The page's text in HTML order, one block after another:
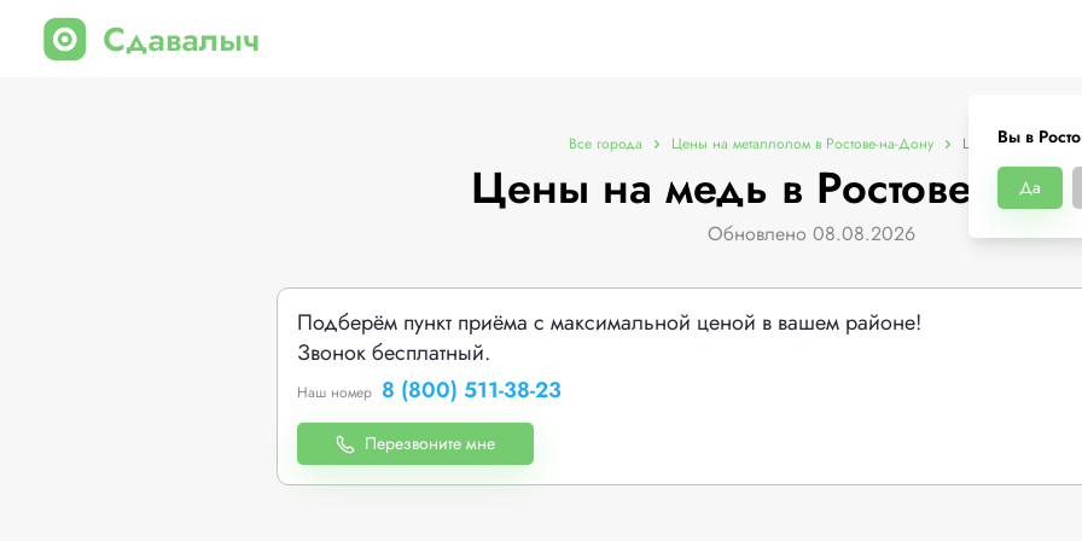
Вы в
Да
Все города Цены на металлолом в Ростове-на-Дону Цены на медь
Цены на медь в Ростове-на-
Обновлено 08.08.2026
Подберём пункт приёма с максимальной ценой в вашем районе!
Звонок бесплатный.
Наш номер 8 (800) 511-38-23
Перезвоните мне